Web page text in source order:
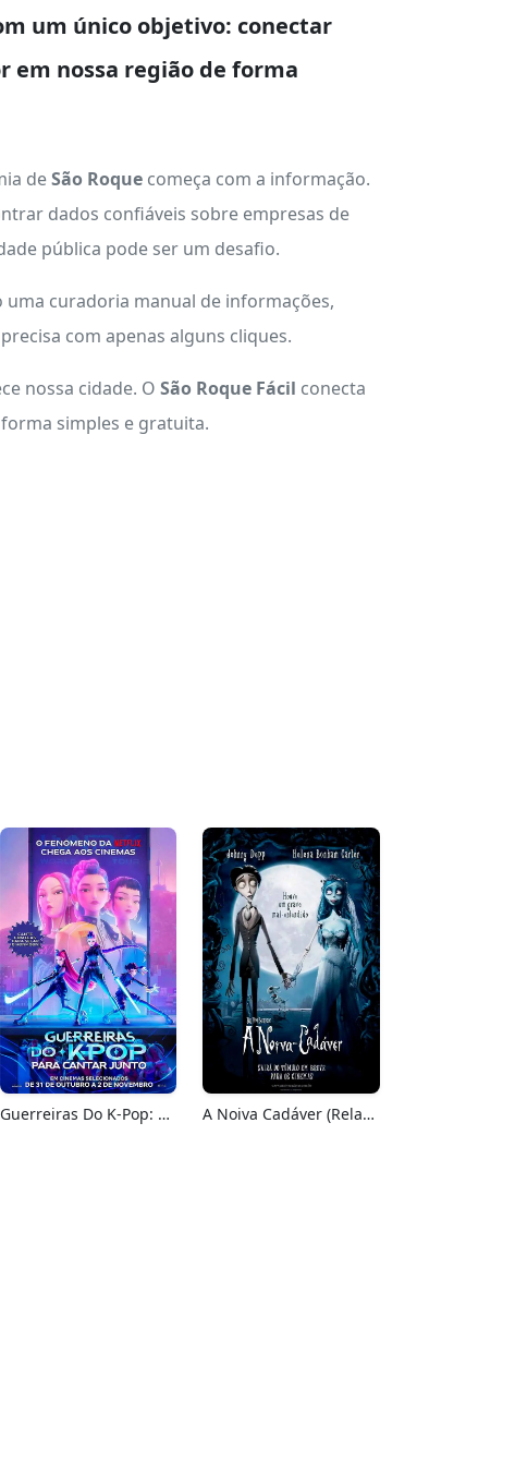
um único objetivo: conectar
em nossa região de forma
deSão Roquecomeça com a informação.
dados confiáveis sobre empresas de
pública pode ser um desafio.
curadoria manual de informações,
com apenas alguns cliques.
nossa cidade. O São Roque Fácil conecta
simples e gratuita.
Guerreiras Do K-Pop: Para Cantar Junto A Noiva Cadáver (Relançamento)